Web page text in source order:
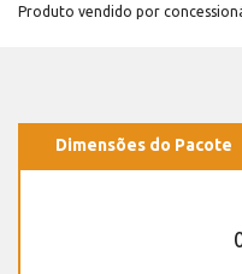
Produto vendido por
Dimensões do Pacote